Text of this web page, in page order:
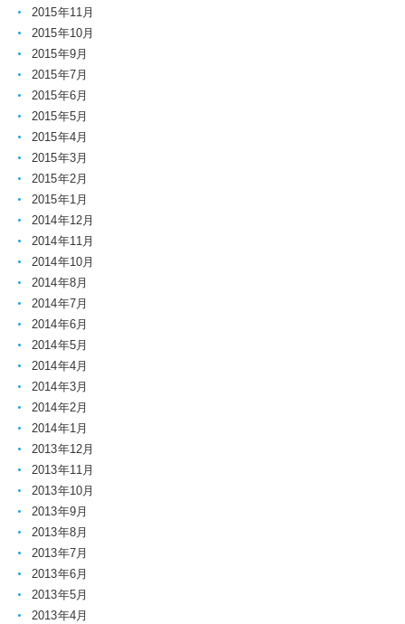
2015年11月
2015年10月
2015年9月
2015年7月
2015年6月
2015年5月
2015年4月
2015年3月
2015年2月
2015年1月
2014年12月
2014年11月
2014年10月
2014年8月
2014年7月
2014年6月
2014年5月
2014年4月
2014年3月
2014年2月
2014年1月
2013年12月
2013年11月
2013年10月
2013年9月
2013年8月
2013年7月
2013年6月
2013年5月
2013年4月